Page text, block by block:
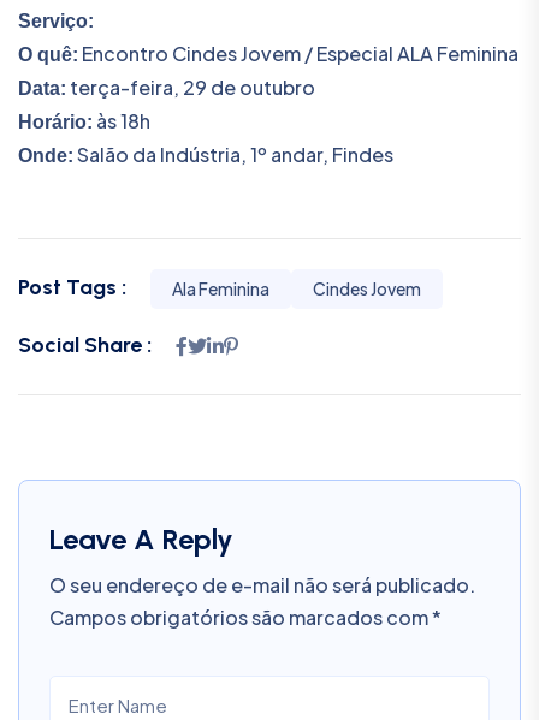
Serviço:
O quê: Encontro Cindes Jovem / Especial ALA Feminina
Data: terça-feira, 29 de outubro
Horário: às 18h
Onde: Salão da Indústria, 1º andar, Findes
Post Tags : Ala Feminina Cindes Jovem
Social Share :
Leave A Reply
O seu endereço de e-mail não será publicado.
Campos obrigatórios são marcados com*